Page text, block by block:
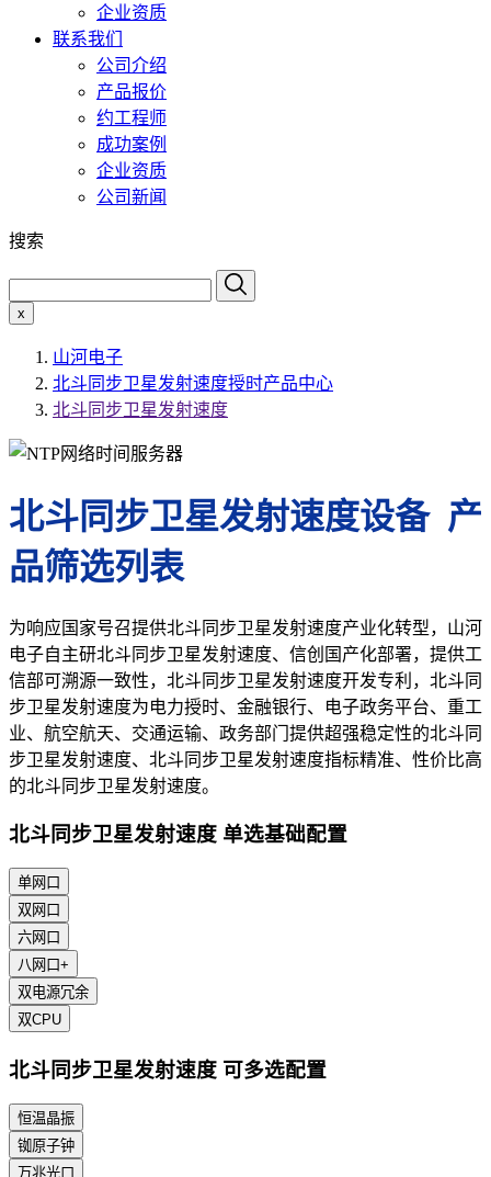
企业资质
联系我们
公司介绍
产品报价
约工程师
成功案例
企业资质
公司新闻
搜索
x
山河电子
北斗同步卫星发射速度授时产品中心
北斗同步卫星发射速度
北斗同步卫星发射速度设备 产
品筛选列表
为响应国家号召提供北斗同步卫星发射速度产业化转型，山河
电子自主研北斗同步卫星发射速度、信创国产化部署，提供工
信部可溯源一致性，北斗同步卫星发射速度开发专利，北斗同
步卫星发射速度为电力授时、金融银行、电子政务平台、重工
业、航空航天、交通运输、政务部门提供超强稳定性的北斗同
步卫星发射速度、北斗同步卫星发射速度指标精准、性价比高
的北斗同步卫星发射速度。
北斗同步卫星发射速度 单选基础配置
单网口
双网口
六网口
八网口+
双电源冗余
双CPU
北斗同步卫星发射速度 可多选配置
恒温晶振
铷原子钟
万兆光口